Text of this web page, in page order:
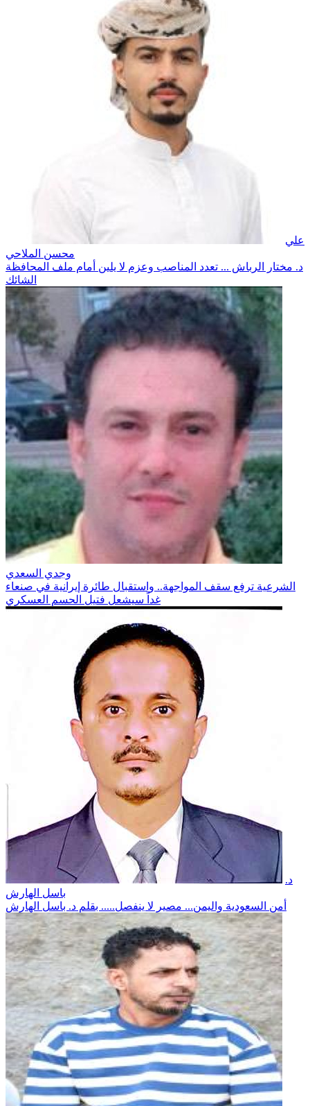
علي
محسن الملاحي
د. مختار الرباش ... تعدد المناصب وعزم لا يلين أمام ملف المحافظة
الشائك
وجدي السعدي
الشرعية ترفع سقف المواجهة.. واستقبال طائرة إيرانية في صنعاء
غداً سيشعل فتيل الحسم العسكري
د.
باسل الهارش
أمن السعودية واليمن... مصير لا ينفصل..... بقلم د. باسل الهارش